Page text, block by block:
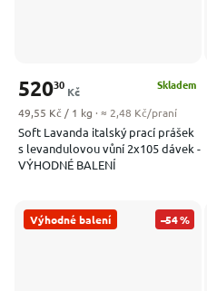
Soft Lavanda italský prací prášek
s levandulovou vůní 2x105 dávek -
VÝHODNÉ BALENÍ
Skladem
52030
Kč
Měrná cena:
49,55 Kč / 1 kg · ≈ 2,48 Kč/praní
Výhodné balení –54 %